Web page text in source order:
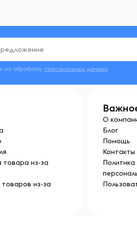
на обработку персональных данных
товара из-за
из-за
О
Блог
Помощь
Контакты